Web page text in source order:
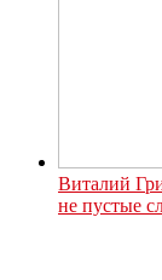
Виталий
не пустые